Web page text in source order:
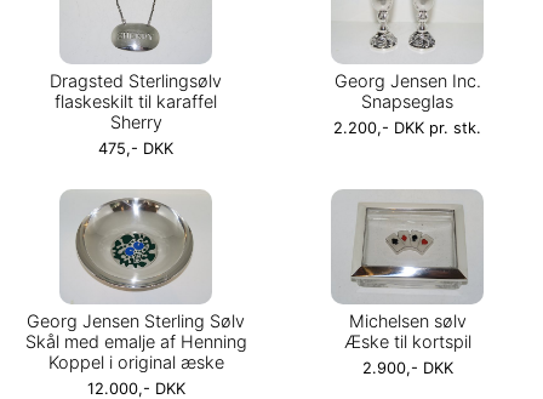
Dragsted Sterlingsølv
flaskeskilt til karaffel
Sherry
475,- DKK
Georg Jensen Inc.
Snapseglas
2.200,- DKK pr. stk.
Georg Jensen Sterling Sølv
Skål med emalje af Henning
Koppel i original æske
12.000,- DKK
Michelsen sølv
Æske til kortspil
2.900,- DKK